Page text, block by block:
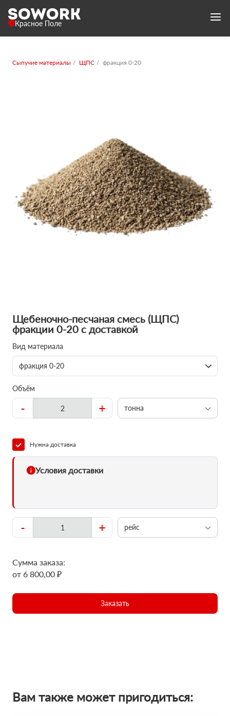
Красное Поле
Сыпучие материалы ЩПС фракция 0-20
Щебеночно-песчаная смесь (ЩПС)
фракции 0-20 с доставкой
Вид материала
фракция 0-20
Объём
- + тонна
Нужна доставка
Условия доставки
- + рейс
Сумма заказа:
от 6 800,00 ₽
Заказать
Вам также может пригодиться: